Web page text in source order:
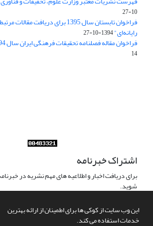
این وب سایت از کوکی ها برای اطمینان از ارائه بهترین
خدمات استفاده می کند.
10-27
فراخوان تابستان سال 1395 برای دریافت
رایانه‌ای"1394-10-27
فراخوان مقاله فصلنامه تحقیقات فرهنگی ایران سال 1394 و 1395
14
اشتراک خبرنامه
برای دریافت اخبار و اطلاعیه های مهم نشریه در
شوید.